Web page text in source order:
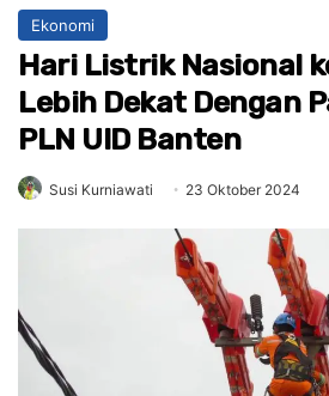
Ekonomi
Hari Listrik Nasional
Lebih Dekat Dengan
PLN UID Banten
Susi Kurniawati 23 Oktober 2024